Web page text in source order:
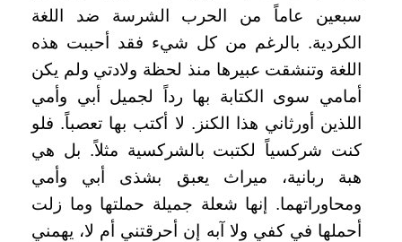
سبعين عاماً من الحرب الشرسة ضد اللغة
الكردية. بالرغم من كل شيء فقد أحببت هذه
اللغة وتنشقت عبيرها منذ لحظة ولادتي ولم يكن
أمامي سوى الكتابة بها رداً لجميل أبي وأمي
اللذين أورثاني هذا الكنز. لا أكتب بها تعصباً. فلو
كنت شركسياً لكتبت بالشركسية مثلاً. بل هي
هبة ربانية، ميراث يعبق بشذى أبي وأمي
ومحاوراتهما. إنها شعلة جميلة حملتها وما زلت
أحملها في كفي ولا آبه إن أحرقتني أم لا، يهمني